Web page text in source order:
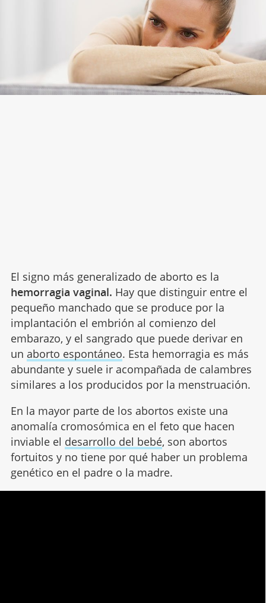
El signo más generalizado de aborto es la
hemorragia vaginal. Hay que distinguir entre el
pequeño manchado que se produce por la
implantación el embrión al comienzo del
embarazo, y el sangrado que puede derivar en
un aborto espontáneo. Esta hemorragia es más
abundante y suele ir acompañada de calambres
similares a los producidos por la menstruación.
En la mayor parte de los abortos existe una
anomalía cromosómica en el feto que hacen
inviable el desarrollo del bebé, son abortos
fortuitos y no tiene por qué haber un problema
genético en el padre o la madre.